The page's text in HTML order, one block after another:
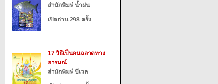
สำนักพิมพ์ น้ำฝน
เปิดอ่าน 298 ครั้ง
17 วิธีเป็นคนฉลาดทาง
อารมณ์
สำนักพิมพ์ บีเวล